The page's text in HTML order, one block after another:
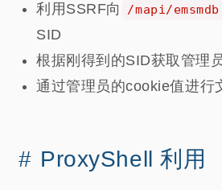
利用SSRF向
/mapi/emsmdb
SID
根据刚得到的SID获取管理
通过管理员的cookie值进行
ProxyShell 利用